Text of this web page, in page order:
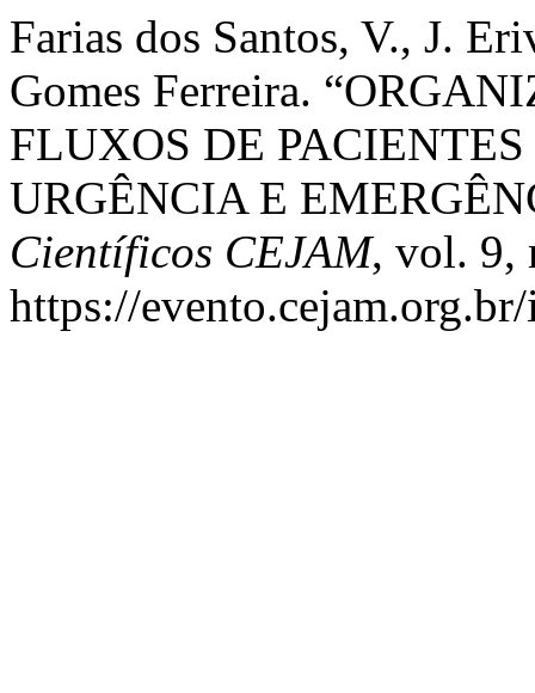
Farias dos Santos, V., J.
Gomes Ferreira.
FLUXOS DE
URGÊNCIA E
Científicos CEJAM, vol. 9,
https://